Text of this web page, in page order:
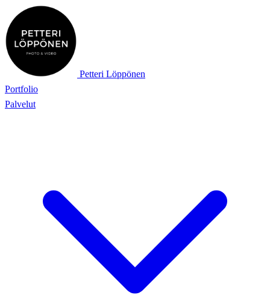
Petteri Löppönen
Portfolio
Palvelut